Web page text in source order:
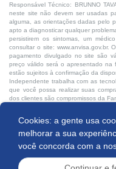
Cookies: a gente usa
melhorar a sua
você concorda com a
Responsável Técnico: BRUNNO
neste site não devem ser usadas
alguma, as orientações dadas pelo
apto a diagnosticar qualquer
persistirem os sintomas, um
consultar o site: www.anvisa.gov.br.
pagamento divulgado no site são
preço válido será o apresentado na
estão sujeitos à confirmação da
Independente trabalha com as
que você possa realizar suas
dos clientes são compromissos da